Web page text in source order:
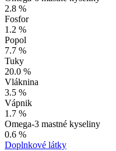
2.8 %
Fosfor
1.2 %
Popol
7.7 %
Tuky
20.0 %
Vláknina
3.5 %
Vápnik
1.7 %
Omega-3 mastné kyseliny
0.6 %
Doplnkové látky